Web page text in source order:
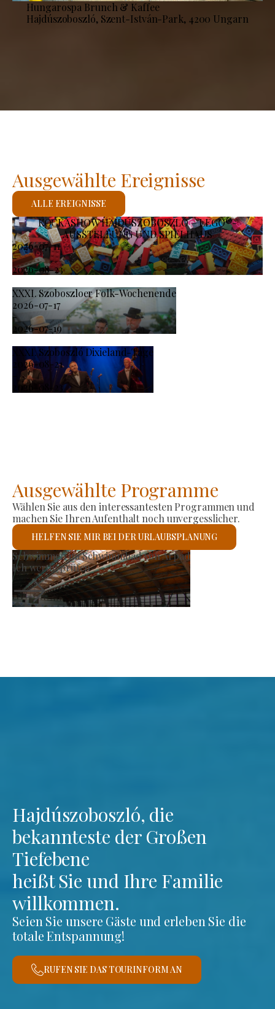
Hungarospa Brunch & Kaffee
Hajdúszoboszló, Szent-István-Park, 4200 Ungarn
KOCKASHOW HAJDÚSZOBOSZLÓ – LEGO®-
AUSSTELLUNG UND SPIELHAUS
2026-07-11
-
2026-08-23
XXXI. Szoboszloer Folk-Wochenende
2026-07-17
-
2026-07-19
XXXI. Szoboszló Dixieland-Tage
2026-08-21
-
2026-08-23
Ausgewählte Ereignisse
ALLE EREIGNISSE
Ausgewählte Programme
Wählen Sie aus den interessantesten Programmen und
machen Sie Ihren Aufenthalt noch unvergesslicher.
HELFEN SIE MIR BEI DER URLAUBSPLANUNG
Römisch-katholische Kirche
Ich werde prüfen
Hajdúszoboszló, die
bekannteste der Großen
Tiefebene
heißt Sie und Ihre Familie
willkommen.
Seien Sie unsere Gäste und erleben Sie die
totale Entspannung!
RUFEN SIE DAS TOURINFORM AN